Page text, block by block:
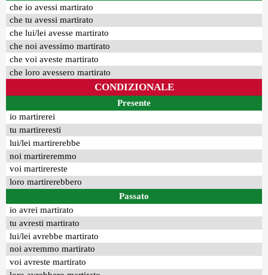
che io avessi martirato
che tu avessi martirato
che lui/lei avesse martirato
che noi avessimo martirato
che voi aveste martirato
che loro avessero martirato
CONDIZIONALE
Presente
io martirerei
tu martireresti
lui/lei martirerebbe
noi martireremmo
voi martirereste
loro martirerebbero
Passato
io avrei martirato
tu avresti martirato
lui/lei avrebbe martirato
noi avremmo martirato
voi avreste martirato